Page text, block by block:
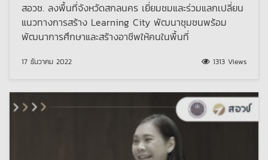
สอวช. ลงพื้นที่จังหวัดสกลนคร เยี่ยมชมและร่วมแลกเปลี่ยน
แนวทางการสร้าง Learning City พัฒนาชุมชนพร้อม
พัฒนาการศึกษาและสร้างอาชีพให้คนในพื้นที่
17 ธันวาคม 2022 1313 Views